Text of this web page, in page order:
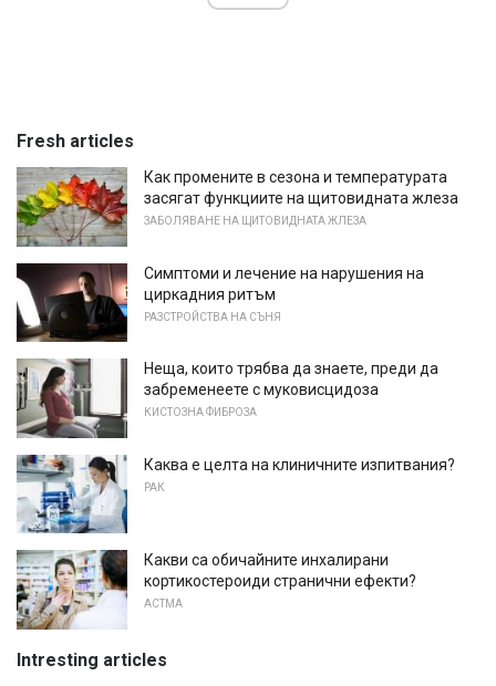
Fresh articles
Как промените в сезона и температурата
засягат функциите на щитовидната жлеза
ЗАБОЛЯВАНЕ НА ЩИТОВИДНАТА ЖЛЕЗА
Симптоми и лечение на нарушения на
циркадния ритъм
РАЗСТРОЙСТВА НА СЪНЯ
Неща, които трябва да знаете, преди да
забременеете с муковисцидоза
КИСТОЗНА ФИБРОЗА
Каква е целта на клиничните изпитвания?
РАК
Какви са обичайните инхалирани
кортикостероиди странични ефекти?
АСТМА
Intresting articles